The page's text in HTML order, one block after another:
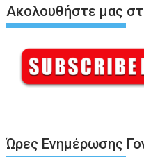
Ακολουθήστε μας
Ώρες Ενημέρωσης